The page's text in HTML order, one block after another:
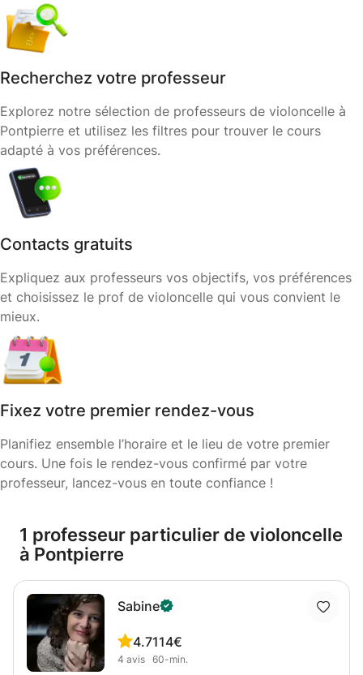
Recherchez votre professeur
Explorez notre sélection de professeurs de violoncelle à
Pontpierre et utilisez les filtres pour trouver le cours
adapté à vos préférences.
Contacts gratuits
Expliquez aux professeurs vos objectifs, vos préférences
et choisissez le prof de violoncelle qui vous convient le
mieux.
Fixez votre premier rendez-vous
Planifiez ensemble l’horaire et le lieu de votre premier
cours. Une fois le rendez-vous confirmé par votre
professeur, lancez-vous en toute confiance !
1 professeur particulier de violoncelle
à Pontpierre
Sabine
4.7
4 avis
114€
60-min.